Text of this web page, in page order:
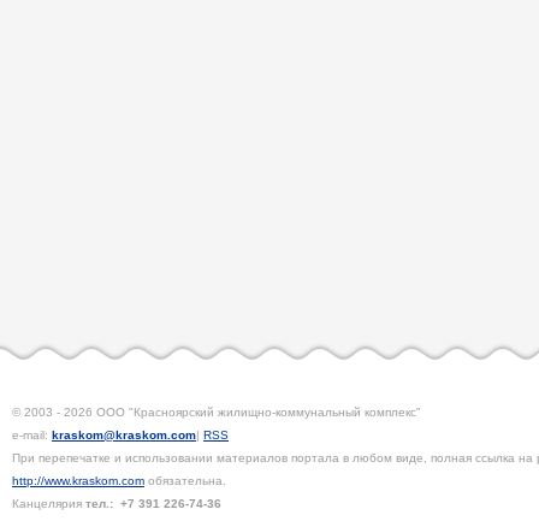
© 2003 - 2026 ООО "Красноярский жилищно-коммунальный комплекс"
e-mail: kraskom@kraskom.com| RSS
При перепечатке и использовании материалов портала в любом виде, полная ссылка на
http://www.kraskom.com обязательна.
Канцелярия тел.: +7 391 226-74-36